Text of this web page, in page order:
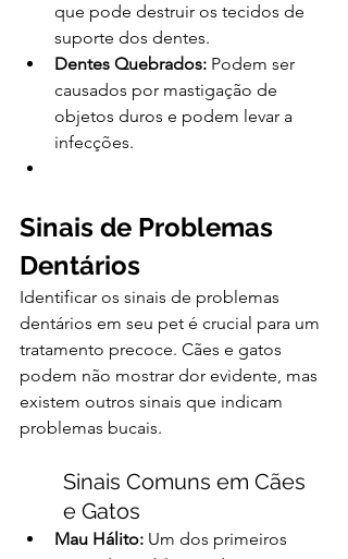
que pode destruir os tecidos de
suporte dos dentes.
Dentes Quebrados: Podem ser
causados por mastigação de
objetos duros e podem levar a
infecções.
Sinais de Problemas
Dentários
Identificar os sinais de problemas
dentários em seu pet é crucial para um
tratamento precoce. Cães e gatos
podem não mostrar dor evidente, mas
existem outros sinais que indicam
problemas bucais.
Sinais Comuns em Cães
e Gatos
Mau Hálito: Um dos primeiros